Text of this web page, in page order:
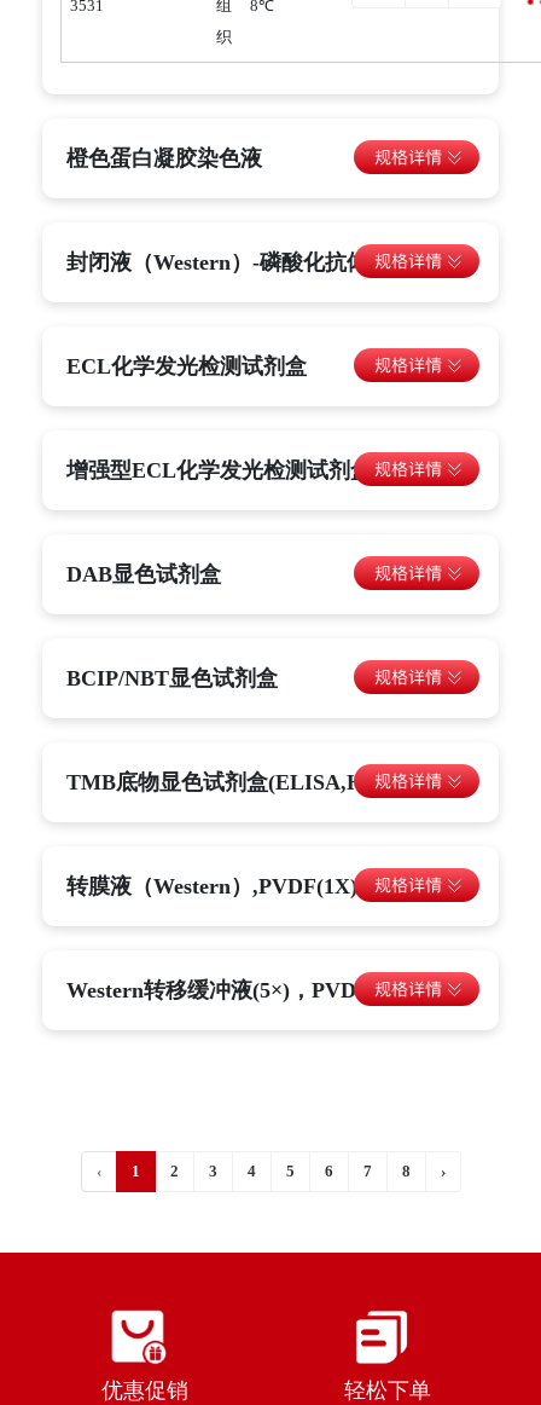
3531
组
织
8℃
橙色蛋白凝胶染色液
封闭液（Western）-磷酸化抗体用
ECL化学发光检测试剂盒
增强型ECL化学发光检测试剂盒
DAB显色试剂盒
BCIP/NBT显色试剂盒
TMB底物显色试剂盒(ELISA,HRP发光)
转膜液（Western）,PVDF(1X)
Western转移缓冲液(5×)，PVDF
‹ 1 2 3 4 5 6 7 8 ›
优惠促销 轻松下单